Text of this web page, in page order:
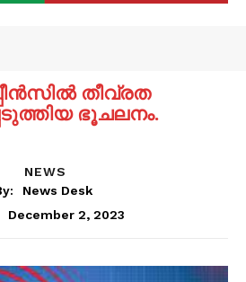
തീവ്രത
ഭൂചലനം.
NEWS
News Desk
December 2, 2023